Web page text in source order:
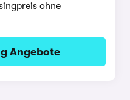
ohne
Angebote